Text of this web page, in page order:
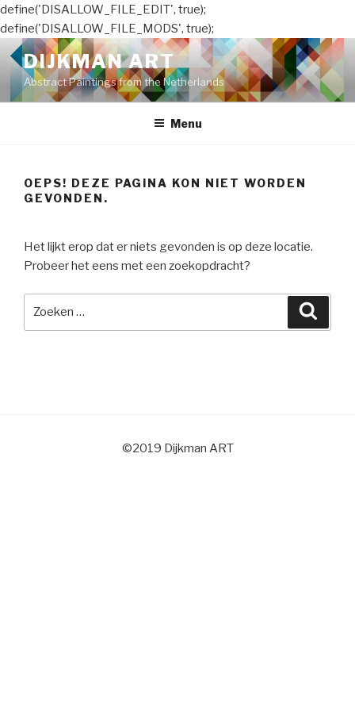
define('DISALLOW_FILE_EDIT', true);
define('DISALLOW_FILE_MODS', true);
Naar
de
inhoud
springen
DIJKMAN ART
Abstract Paintings from the Netherlands
Menu
OEPS! DEZE PAGINA KON NIET WORDEN
GEVONDEN.
Het lijkt erop dat er niets gevonden is op deze locatie.
Probeer het eens met een zoekopdracht?
©2019 Dijkman ART